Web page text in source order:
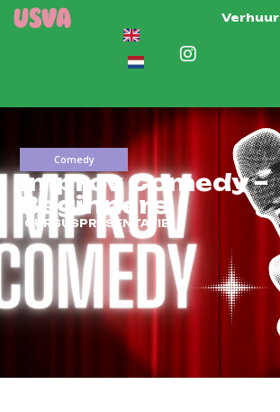
Verhuur
Comedy
Improv Comedy –
Beginners
CURSUSPRESENTATIE